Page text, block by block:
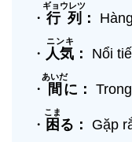
・ 行列
ギョウレツ
：
・ 人気
ニンキ
： Nổi
・ 間
あいだ
に：
・ 困
こま
る： Gặp